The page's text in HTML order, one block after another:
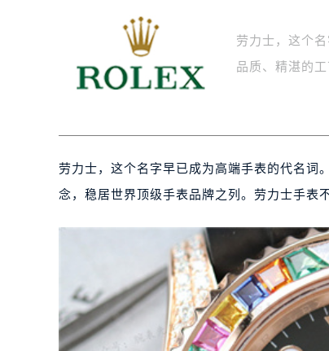
劳力士，这个
品质、精湛的
劳力士，这个名字早已成为高端手表的代名词
念，稳居世界顶级手表品牌之列。劳力士手表